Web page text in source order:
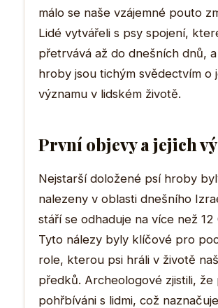
málo se naše vzájemné pouto
Lidé vytvářeli s psy spojení,
přetrvává až do dnešních dnů,
hroby jsou tichým svědectvím o
významu v lidském životě.
První objevy a jejich
Nejstarší doložené psí hroby
nalezeny v oblasti dnešního
stáří se odhaduje na více než 12
Tyto nálezy byly klíčové pro
role, kterou psi hráli v životě
předků. Archeologové zjistili, že
pohřbíváni s lidmi, což